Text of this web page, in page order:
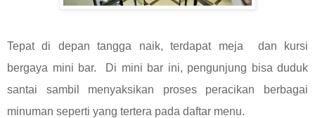
Tepat di depan tangga naik, terdapat meja dan kursi
bergaya mini bar. Di mini bar ini, pengunjung bisa duduk
santai sambil menyaksikan proses peracikan berbagai
minuman seperti yang tertera pada daftar menu.